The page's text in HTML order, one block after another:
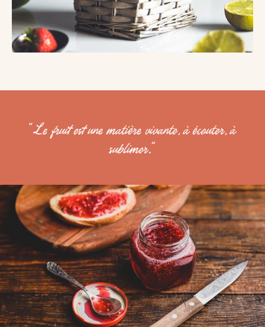
“Le fruit est une matière vivante, à écouter, à
sublimer.”